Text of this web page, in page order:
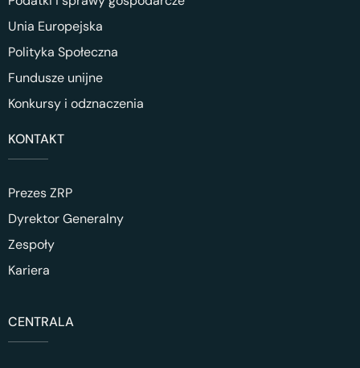
Unia Europejska
Polityka Społeczna
Fundusze unijne
Konkursy i odznaczenia
KONTAKT
Prezes ZRP
Dyrektor Generalny
Zespoły
Kariera
CENTRALA